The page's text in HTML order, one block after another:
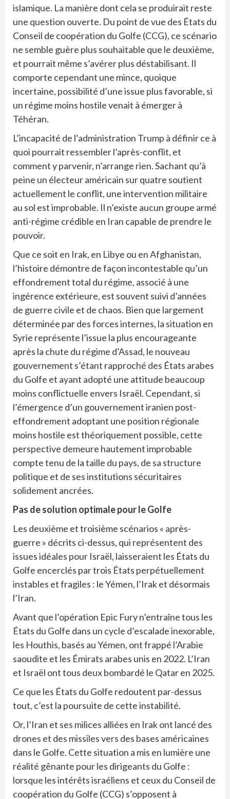
islamique. La manière dont cela se produirait reste
une question ouverte. Du point de vue des États du
Conseil de coopération du Golfe (CCG), ce scénario
ne semble guère plus souhaitable que le deuxième,
et pourrait même s’avérer plus déstabilisant. Il
comporte cependant une mince, quoique
incertaine, possibilité d’une issue plus favorable, si
un régime moins hostile venait à émerger à
Téhéran.
L’incapacité de l’administration Trump à définir ce à
quoi pourrait ressembler l’après-conflit, et
comment y parvenir, n’arrange rien. Sachant qu’à
peine un électeur américain sur quatre soutient
actuellement le conflit, une intervention militaire
au sol est improbable. Il n’existe aucun groupe armé
anti-régime crédible en Iran capable de prendre le
pouvoir.
Que ce soit en Irak, en Libye ou en Afghanistan,
l’histoire démontre de façon incontestable qu’un
effondrement total du régime, associé à une
ingérence extérieure, est souvent suivi d’années
de guerre civile et de chaos. Bien que largement
déterminée par des forces internes, la situation en
Syrie représente l’issue la plus encourageante
après la chute du régime d’Assad, le nouveau
gouvernement s’étant rapproché des États arabes
du Golfe et ayant adopté une attitude beaucoup
moins conflictuelle envers Israël. Cependant, si
l’émergence d’un gouvernement iranien post-
effondrement adoptant une position régionale
moins hostile est théoriquement possible, cette
perspective demeure hautement improbable
compte tenu de la taille du pays, de sa structure
politique et de ses institutions sécuritaires
solidement ancrées.
Pas de solution optimale pour le Golfe
Les deuxième et troisième scénarios « après-
guerre » décrits ci-dessus, qui représentent des
issues idéales pour Israël, laisseraient les États du
Golfe encerclés par trois États perpétuellement
instables et fragiles : le Yémen, l’Irak et désormais
l’Iran.
Avant que l’opération Epic Fury n’entraîne tous les
États du Golfe dans un cycle d’escalade inexorable,
les Houthis, basés au Yémen, ont frappé l’Arabie
saoudite et les Émirats arabes unis en 2022. L’Iran
et Israël ont tous deux bombardé le Qatar en 2025.
Ce que les États du Golfe redoutent par-dessus
tout, c’est la poursuite de cette instabilité.
Or, l’Iran et ses milices alliées en Irak ont ​​lancé des
drones et des missiles vers des bases américaines
dans le Golfe. Cette situation a mis en lumière une
réalité gênante pour les dirigeants du Golfe :
lorsque les intérêts israéliens et ceux du Conseil de
coopération du Golfe (CCG) s’opposent à